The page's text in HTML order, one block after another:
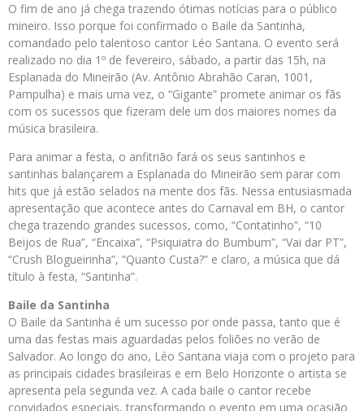
O fim de ano já chega trazendo ótimas notícias para o público
mineiro. Isso porque foi confirmado o Baile da Santinha,
comandado pelo talentoso cantor Léo Santana. O evento será
realizado no dia 1º de fevereiro, sábado, a partir das 15h, na
Esplanada do Mineirão (Av. Antônio Abrahão Caran, 1001,
Pampulha) e mais uma vez, o “Gigante” promete animar os fãs
com os sucessos que fizeram dele um dos maiores nomes da
música brasileira.
Para animar a festa, o anfitrião fará os seus santinhos e
santinhas balançarem a Esplanada do Mineirão sem parar com
hits que já estão selados na mente dos fãs. Nessa entusiasmada
apresentação que acontece antes do Carnaval em BH, o cantor
chega trazendo grandes sucessos, como, “Contatinho”, “10
Beijos de Rua”, “Encaixa”, “Psiquiatra do Bumbum”, “Vai dar PT”,
“Crush Blogueirinha”, “Quanto Custa?” e claro, a música que dá
título à festa, “Santinha”.
Baile da Santinha
O Baile da Santinha é um sucesso por onde passa, tanto que é
uma das festas mais aguardadas pelos foliões no verão de
Salvador. Ao longo do ano, Léo Santana viaja com o projeto para
as principais cidades brasileiras e em Belo Horizonte o artista se
apresenta pela segunda vez. A cada baile o cantor recebe
convidados especiais, transformando o evento em uma ocasião